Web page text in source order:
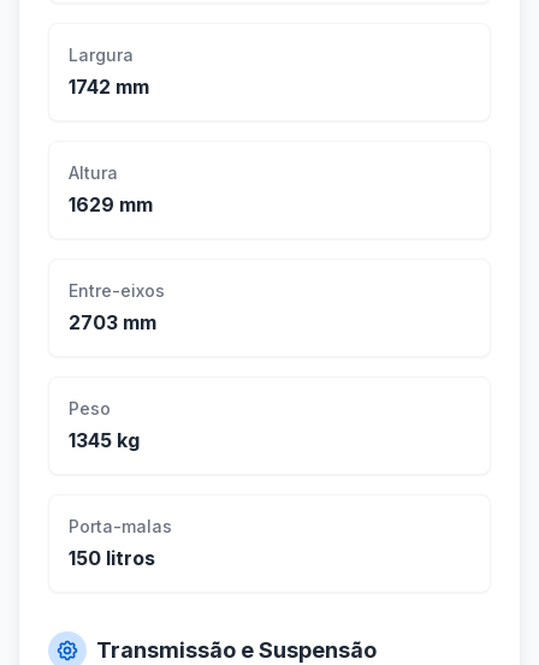
Largura
1742 mm
Altura
1629 mm
Entre-eixos
2703 mm
Peso
1345 kg
Porta-malas
150 litros
Transmissão e Suspensão